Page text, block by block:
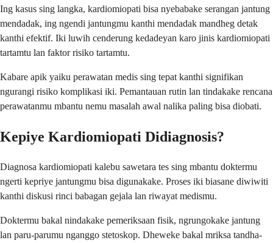
Ing kasus sing langka, kardiomiopati bisa nyebabake serangan jantung
mendadak, ing ngendi jantungmu kanthi mendadak mandheg detak
kanthi efektif. Iki luwih cenderung kedadeyan karo jinis kardiomiopati
tartamtu lan faktor risiko tartamtu.
Kabare apik yaiku perawatan medis sing tepat kanthi signifikan
ngurangi risiko komplikasi iki. Pemantauan rutin lan tindakake rencana
perawatanmu mbantu nemu masalah awal nalika paling bisa diobati.
Kepiye Kardiomiopati Didiagnosis?
Diagnosa kardiomiopati kalebu sawetara tes sing mbantu doktermu
ngerti kepriye jantungmu bisa digunakake. Proses iki biasane diwiwiti
kanthi diskusi rinci babagan gejala lan riwayat medismu.
Doktermu bakal nindakake pemeriksaan fisik, ngrungokake jantung
lan paru-parumu nganggo stetoskop. Dheweke bakal mriksa tandha-